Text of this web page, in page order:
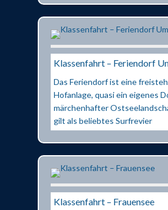
Klassenfahrt – Feriendorf
Das Feriendorf ist eine
Hofanlage, quasi ein eigenes
märchenhafter
gilt als beliebtes Surfrevier
Klassenfahrt – Frauensee